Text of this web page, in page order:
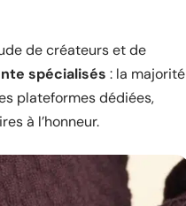
de créateurs et de
spécialisés : la majorité
plateformes dédiées,
à l’honneur.